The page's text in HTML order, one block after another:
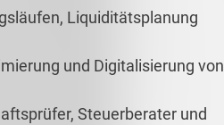
Liquiditätsplanung
und Digitalisierung von
Steuerberater und